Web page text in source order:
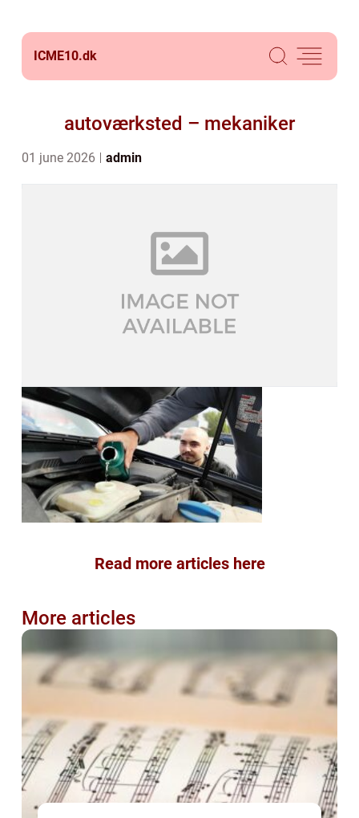
ICME10.dk
autoværksted – mekaniker
01 june 2026 admin
Read more articles here
More articles